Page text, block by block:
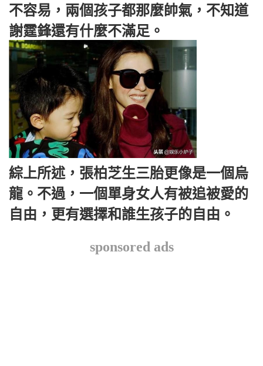
不容易，兩個孩子都那麼帥氣，不知道
謝霆鋒還有什麼不滿足。
綜上所述，張柏芝生三胎更像是一個烏
龍。不過，一個單身女人有被追被愛的
自由，更有選擇和誰生孩子的自由。
sponsored ads